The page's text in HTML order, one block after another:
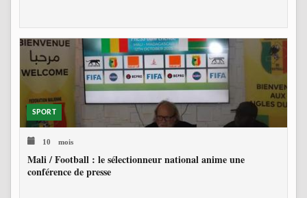
SPORT
10 mois
Mali / Football : le sélectionneur national anime une
conférence de presse